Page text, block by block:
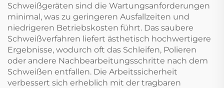
Schweißgeräten sind die Wartungsanforderungen
minimal, was zu geringeren Ausfallzeiten und
niedrigeren Betriebskosten führt. Das saubere
Schweißverfahren liefert ästhetisch hochwertigere
Ergebnisse, wodurch oft das Schleifen, Polieren
oder andere Nachbearbeitungsschritte nach dem
Schweißen entfallen. Die Arbeitssicherheit
verbessert sich erheblich mit der tragbaren